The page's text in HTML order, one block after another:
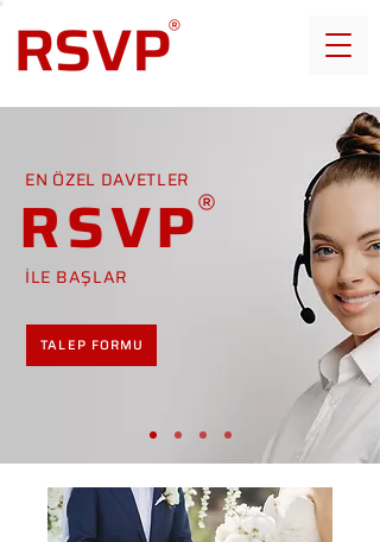
EN ÖZEL DAVETLER
RSVP
İLE BAŞLAR
TALEP FORMU